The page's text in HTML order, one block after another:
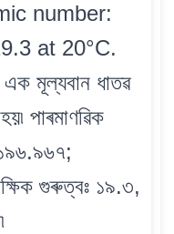
number:
at 20°C.
এক মূল্যবান ধাতৱ
পাৰমাণৱিক
গুৰুত্বঃ ১৯.৩,